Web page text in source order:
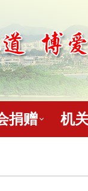
捐赠 机